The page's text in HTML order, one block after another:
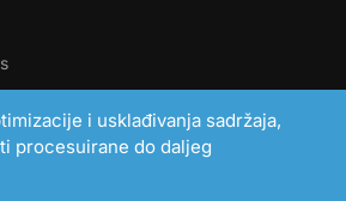
i usklađivanja sadržaja,
procesuirane do daljeg